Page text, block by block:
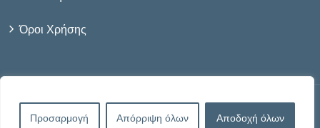
Προσαρμογή Απόρριψη όλων Αποδοχή όλων
Όροι Χρήσης